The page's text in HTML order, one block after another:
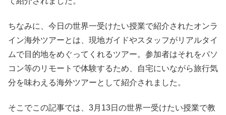
ちなみに、今日の世界一受けたい授業で紹介されたオンラ
イン海外ツアーとは、現地ガイドやスタッフがリアルタイ
ムで目的地をめぐってくれるツアー。参加者はそれをパソ
コン等のリモートで体験するため、自宅にいながら旅行気
分を味わえる海外ツアーとして紹介されました。
そこでこの記事では、3月13日の世界一受けたい授業で教